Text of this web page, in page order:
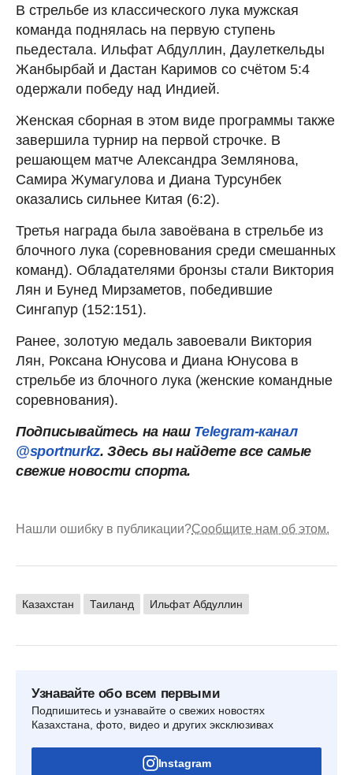
В стрельбе из классического лука мужская
команда поднялась на первую ступень
пьедестала. Ильфат Абдуллин, Даулеткельды
Жанбырбай и Дастан Каримов со счётом 5:4
одержали победу над Индией.
Женская сборная в этом виде программы также
завершила турнир на первой строчке. В
решающем матче Александра Землянова,
Самира Жумагулова и Диана Турсунбек
оказались сильнее Китая (6:2).
Третья награда была завоёвана в стрельбе из
блочного лука (соревнования среди смешанных
команд). Обладателями бронзы стали Виктория
Лян и Бунед Мирзаметов, победившие
Сингапур (152:151).
Ранее, золотую медаль завоевали Виктория
Лян, Роксана Юнусова и Диана Юнусова в
стрельбе из блочного лука (женские командные
соревнования).
Подписывайтесь на наш Telegram-канал
@sportnurkz. Здесь вы найдете все самые
свежие новости спорта.
Нашли ошибку в публикации?Сообщите нам об этом.
Казахстан Таиланд Ильфат Абдуллин
Узнавайте обо всем первыми
Подпишитесь и узнавайте о свежих новостях
Казахстана, фото, видео и других эксклюзивах
Instagram